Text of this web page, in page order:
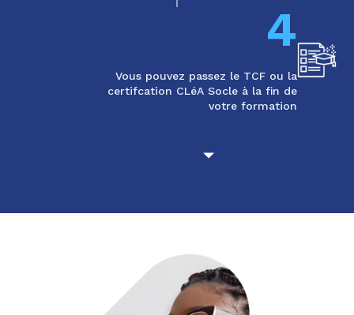
4
Vous pouvez passez le TCF ou la
certifcation CLéA Socle à la fin de
votre formation